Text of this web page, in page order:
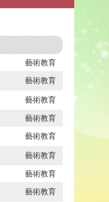
藝術教育
藝術教育
藝術教育
藝術教育
藝術教育
藝術教育
藝術教育
藝術教育